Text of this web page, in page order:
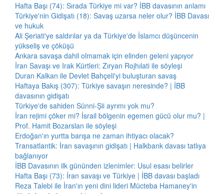
Hafta Başı (74): Sırada Türkiye mi var? İBB davasının anlamı
Türkiye'nin Gidişatı (18): Savaş uzarsa neler olur? İBB Davası
ve hukuk
Ali Şeriati'ye saldırılar ya da Türkiye'de İslamcı düşüncenin
yükseliş ve çöküşü
Ankara savaşa dahil olmamak için elinden geleni yapıyor
İran Savaşı ve Irak Kürtleri: Zıryan Rojhılati ile söyleşi
Duran Kalkan ile Devlet Bahçeli'yi buluşturan savaş
Haftaya Bakış (307): Türkiye savaşın neresinde? | İBB
davasının gidişatı
Türkiye'de sahiden Sünni-Şii ayrımı yok mu?
İran rejimi çöker mi? İsrail bölgenin egemen gücü olur mu? |
Prof. Hamit Bozarslan ile söyleşi
Erdoğan'ın yurtta barışa ne zaman ihtiyacı olacak?
Transatlantik: İran savaşının gidişatı | Halkbank davası tatlıya
bağlanıyor
İBB Davasının ilk gününden izlenimler: Usul esası belirler
Hafta Başı (73): İran savaşı ve Türkiye | İBB davası başladı
Reza Talebi ile İran'ın yeni dini lideri Mücteba Hamaney'in